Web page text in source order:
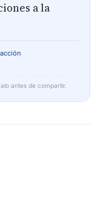
a la
antes de compartir.